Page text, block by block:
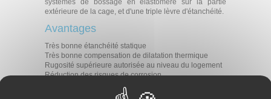
systèmes de bossage en élastomère sur la partie
extérieure de la cage, et d'une triple lèvre d'étanchéité.
Avantages
Très bonne étanchéité statique
Très bonne compensation de dilatation thermique
Rugosité supérieure autorisée au niveau du logement
Réduction des risques de corrosion
Rétention à la graisse